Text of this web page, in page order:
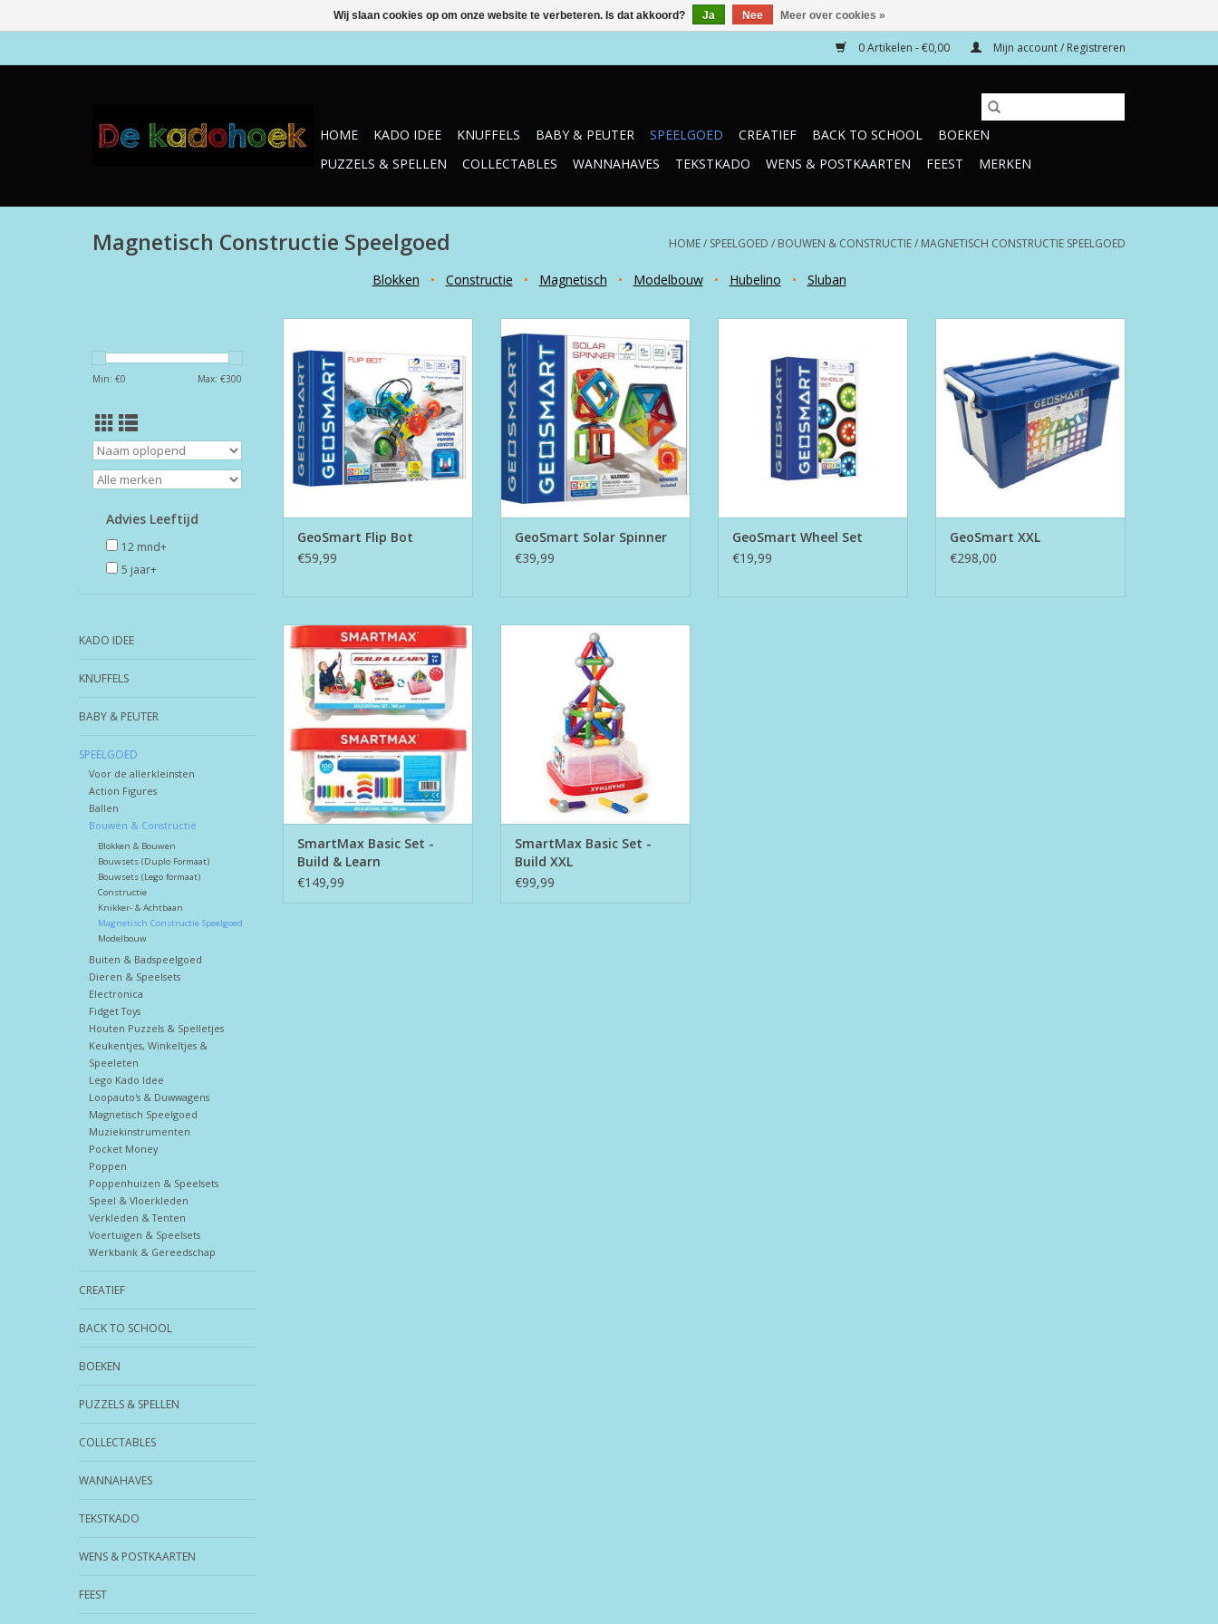
0 Artikelen - €0,00 Mijn account / Registreren
HOME KADO IDEE KNUFFELS BABY & PEUTER SPEELGOED CREATIEF BACK TO SCHOOL
BOEKEN
PUZZELS & SPELLEN
COLLECTABLES WANNAHAVES TEKSTKADO WENS & POSTKAARTEN FEEST MERKEN
Magnetisch Constructie Speelgoed HOME/ SPEELGOED / BOUWEN & CONSTRUCTIE/ MAGNETISCH CONSTRUCTIE SPEELGOED
Blokken • Constructie • Magnetisch • Modelbouw • Hubelino • Sluban
Min: €0 Max: €300
Advies Leeftijd
12 mnd+
5 jaar+
KADO IDEE
KNUFFELS
BABY & PEUTER
SPEELGOED
Voor de allerkleinsten
Action Figures
Ballen
Bouwen & Constructie
Blokken & Bouwen
Bouwsets (Duplo Formaat)
Bouwsets (Lego formaat)
Constructie
Knikker- & Achtbaan
Magnetisch Constructie Speelgoed
Modelbouw
Buiten & Badspeelgoed
Dieren & Speelsets
Electronica
Fidget Toys
Houten Puzzels & Spelletjes
Keukentjes, Winkeltjes &
Speeleten
Lego Kado Idee
Loopauto's & Duwwagens
Magnetisch Speelgoed
Muziekinstrumenten
Pocket Money
Poppen
Poppenhuizen & Speelsets
Speel & Vloerkleden
Verkleden & Tenten
Voertuigen & Speelsets
Werkbank & Gereedschap
CREATIEF
BACK TO SCHOOL
BOEKEN
PUZZELS & SPELLEN
COLLECTABLES
WANNAHAVES
TEKSTKADO
WENS & POSTKAARTEN
FEEST
TOEVOEGEN AAN WINKELWAGEN
GeoSmart Flip Bot
€59,99
TOEVOEGEN AAN WINKELWAGEN
GeoSmart Solar Spinner
€39,99
TOEVOEGEN AAN WINKELWAGEN
GeoSmart Wheel Set
€19,99
TOEVOEGEN AAN WINKELWAGEN
GeoSmart XXL
€298,00
SmartMax Basic Set - Build &
Learn
TOEVOEGEN AAN WINKELWAGEN
SmartMax Basic Set -
Build & Learn
€149,99
SmartMax Basic Set - Build XXL
TOEVOEGEN AAN WINKELWAGEN
SmartMax Basic Set -
Build XXL
€99,99
Wij slaan cookies op om onze website te verbeteren. Is dat akkoord? Ja Nee Meer over cookies »